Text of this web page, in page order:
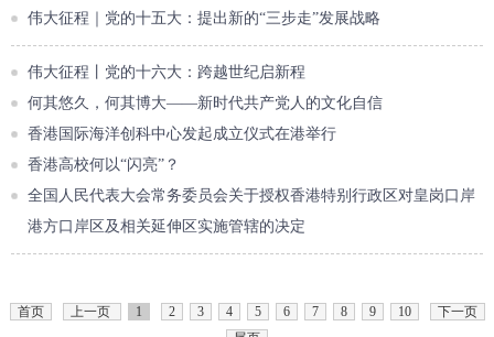
伟大征程｜党的十五大：提出新的“三步走”发展战略
伟大征程丨党的十六大：跨越世纪启新程
何其悠久，何其博大——新时代共产党人的文化自信
香港国际海洋创科中心发起成立仪式在港举行
香港高校何以“闪亮”？
全国人民代表大会常务委员会关于授权香港特别行政区对皇岗口岸
港方口岸区及相关延伸区实施管辖的决定
首页 上一页 1 2 3 4 5 6 7 8 9 10
下一页